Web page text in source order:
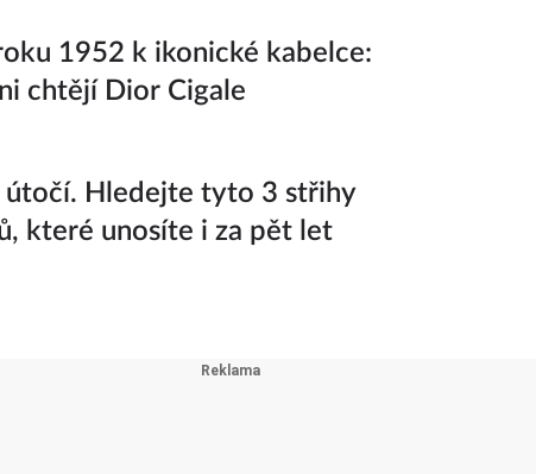
1952 k ikonické kabelce:
chtějí Dior Cigale
útočí. Hledejte tyto 3 střihy
které unosíte i za pět let